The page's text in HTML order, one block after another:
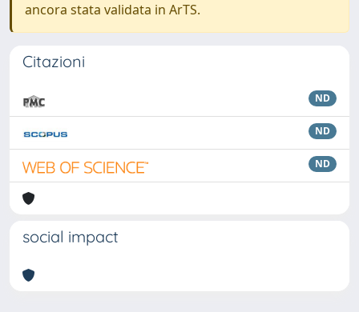
ancora stata validata in ArTS.
Citazioni
ND
ND
ND
social impact